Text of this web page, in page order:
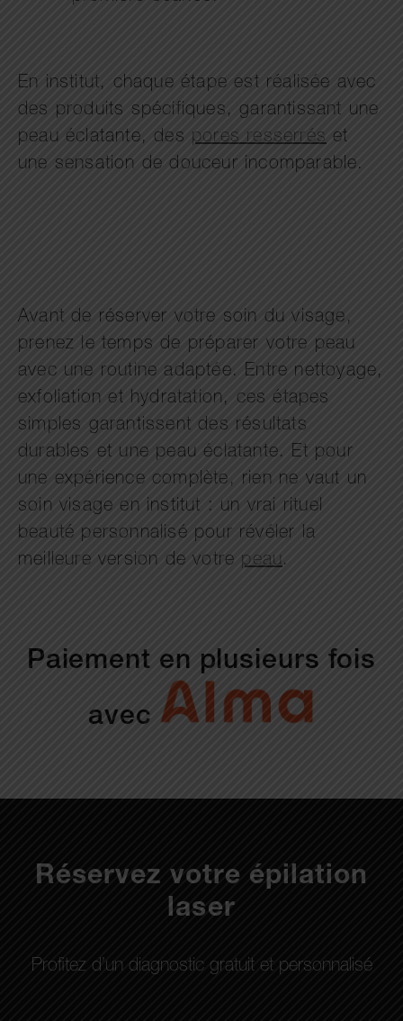
En institut, chaque étape est réalisée avec
des produits spécifiques, garantissant une
peau éclatante, des pores resserrés et
une sensation de douceur incomparable.
Avant de réserver votre soin du visage,
prenez le temps de préparer votre peau
avec une routine adaptée. Entre nettoyage,
exfoliation et hydratation, ces étapes
simples garantissent des résultats
durables et une peau éclatante. Et pour
une expérience complète, rien ne vaut un
soin visage en institut : un vrai rituel
beauté personnalisé pour révéler la
meilleure version de votre peau.
Paiement en plusieurs fois
avec
Réservez votre épilation
laser
Profitez d’un diagnostic gratuit et personnalisé